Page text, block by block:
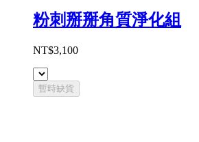
粉刺掰掰角質淨化組
NT$3,100
暫時缺貨